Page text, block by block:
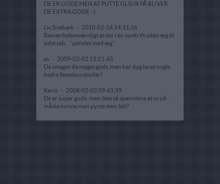
DE ER GODE MEN AT PUTTE GLSUR PÅ BLIVER
DE EXTRA GODE :-)
Liv Sivebæk - 2010-02-14 14:31:16
Bemærkelsesværdigt at der i en opskrift uden æg til
sidst står..."pensles med æg"
as - 2009-02-01 13:21:43
De smager da meget godt, men har dog lavet nogle
bedre fastelavnsboller!
Karin - 2008-02-02 09:43:39
De er super gode, men ikke så spændene at se på -
måske kunne man pynte dem lidt?